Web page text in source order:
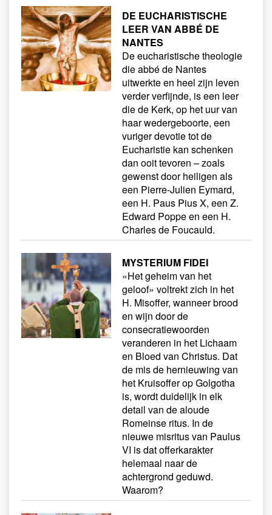
DE EUCHARISTISCHE
LEER VAN ABBÉ DE
NANTES
De eucharistische theologie
die abbé de Nantes
uitwerkte en heel zijn leven
verder verfijnde, is een leer
die de Kerk, op het uur van
haar wedergeboorte, een
vuriger devotie tot de
Eucharistie kan schenken
dan ooit tevoren – zoals
gewenst door heiligen als
een Pierre-Julien Eymard,
een H. Paus Pius X, een Z.
Edward Poppe en een H.
Charles de Foucauld.
MYSTERIUM FIDEI
«Het geheim van het
geloof» voltrekt zich in het
H. Misoffer, wanneer brood
en wijn door de
consecratiewoorden
veranderen in het Lichaam
en Bloed van Christus. Dat
de mis de hernieuwing van
het Kruisoffer op Golgotha
is, wordt duidelijk in elk
detail van de aloude
Romeinse ritus. In de
nieuwe misritus van Paulus
VI is dat offerkarakter
helemaal naar de
achtergrond geduwd.
Waarom?